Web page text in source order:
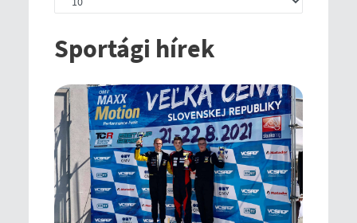
Sportági hírek